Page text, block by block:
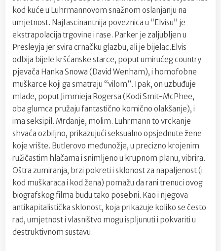
kod kuće u Luhrmannovom snažnom oslanjanju na
umjetnost. Najfascinantnija poveznica u “Elvisu” je
ekstrapolacija trgovine i rase. Parker je zaljubljen u
Presleyja jer svira crnačku glazbu, ali je bijelac.Elvis
odbija bijele kršćanske starce, poput umirućeg country
pjevača Hanka Snowa (David Wenham), i homofobne
muškarce koji ga smatraju “vilom”. Ipak, on uzbuđuje
mlade, poput Jimmieja Rogersa (Kodi Smit-McPhee,
oba glumca pružaju fantastično komično olakšanje), i
ima seksipil. Mrdanje, molim. Luhrmann to vrckanje
shvaća ozbiljno, prikazujući seksualno opsjednute žene
koje vrište. Butlerovo međunožje, u precizno krojenim
ružičastim hlačama i snimljeno u krupnom planu, vibrira.
Oštra zumiranja, brzi pokreti i sklonost za napaljenost (i
kod muškaraca i kod žena) pomažu da rani trenuci ovog
biografskog filma budu tako posebni. Kao i njegova
antikapitalistička sklonost, koja prikazuje koliko se često
rad, umjetnost i vlasništvo mogu ispljunuti i pokvariti u
destruktivnom sustavu.